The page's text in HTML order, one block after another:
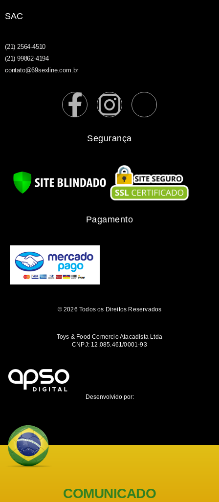
SAC
(21) 2564-4510
(21) 99862-4194
contato@69sexline.com.br
Segurança
Pagamento
© 2026 Todos os Direitos Reservados
Toys & Food Comercio Atacadista Ltda
CNPJ: 12.085.461/0001-93
Desenvolvido por:
COMUNICADO